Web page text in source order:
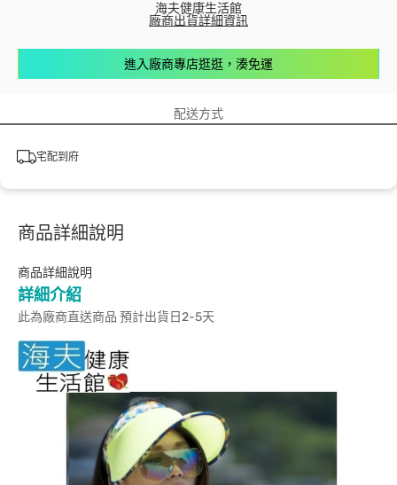
海夫健康生活館
廠商出貨詳細資訊
進入廠商專店逛逛，湊免運
配送方式
宅配到府
商品詳細說明
商品詳細說明
詳細介紹
此為廠商直送商品 預計出貨日2-5天